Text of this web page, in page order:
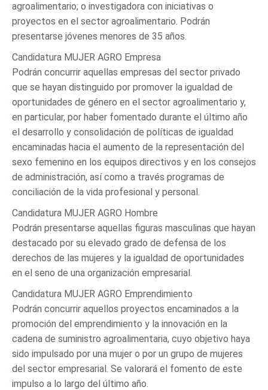
agroalimentario; o investigadora con iniciativas o
proyectos en el sector agroalimentario. Podrán
presentarse jóvenes menores de 35 años.
Candidatura MUJER AGRO Empresa
Podrán concurrir aquellas empresas del sector privado
que se hayan distinguido por promover la igualdad de
oportunidades de género en el sector agroalimentario y,
en particular, por haber fomentado durante el último año
el desarrollo y consolidación de políticas de igualdad
encaminadas hacia el aumento de la representación del
sexo femenino en los equipos directivos y en los consejos
de administración, así como a través programas de
conciliación de la vida profesional y personal.
Candidatura MUJER AGRO Hombre
Podrán presentarse aquellas figuras masculinas que hayan
destacado por su elevado grado de defensa de los
derechos de las mujeres y la igualdad de oportunidades
en el seno de una organización empresarial.
Candidatura MUJER AGRO Emprendimiento
Podrán concurrir aquellos proyectos encaminados a la
promoción del emprendimiento y la innovación en la
cadena de suministro agroalimentaria, cuyo objetivo haya
sido impulsado por una mujer o por un grupo de mujeres
del sector empresarial. Se valorará el fomento de este
impulso a lo largo del último año.